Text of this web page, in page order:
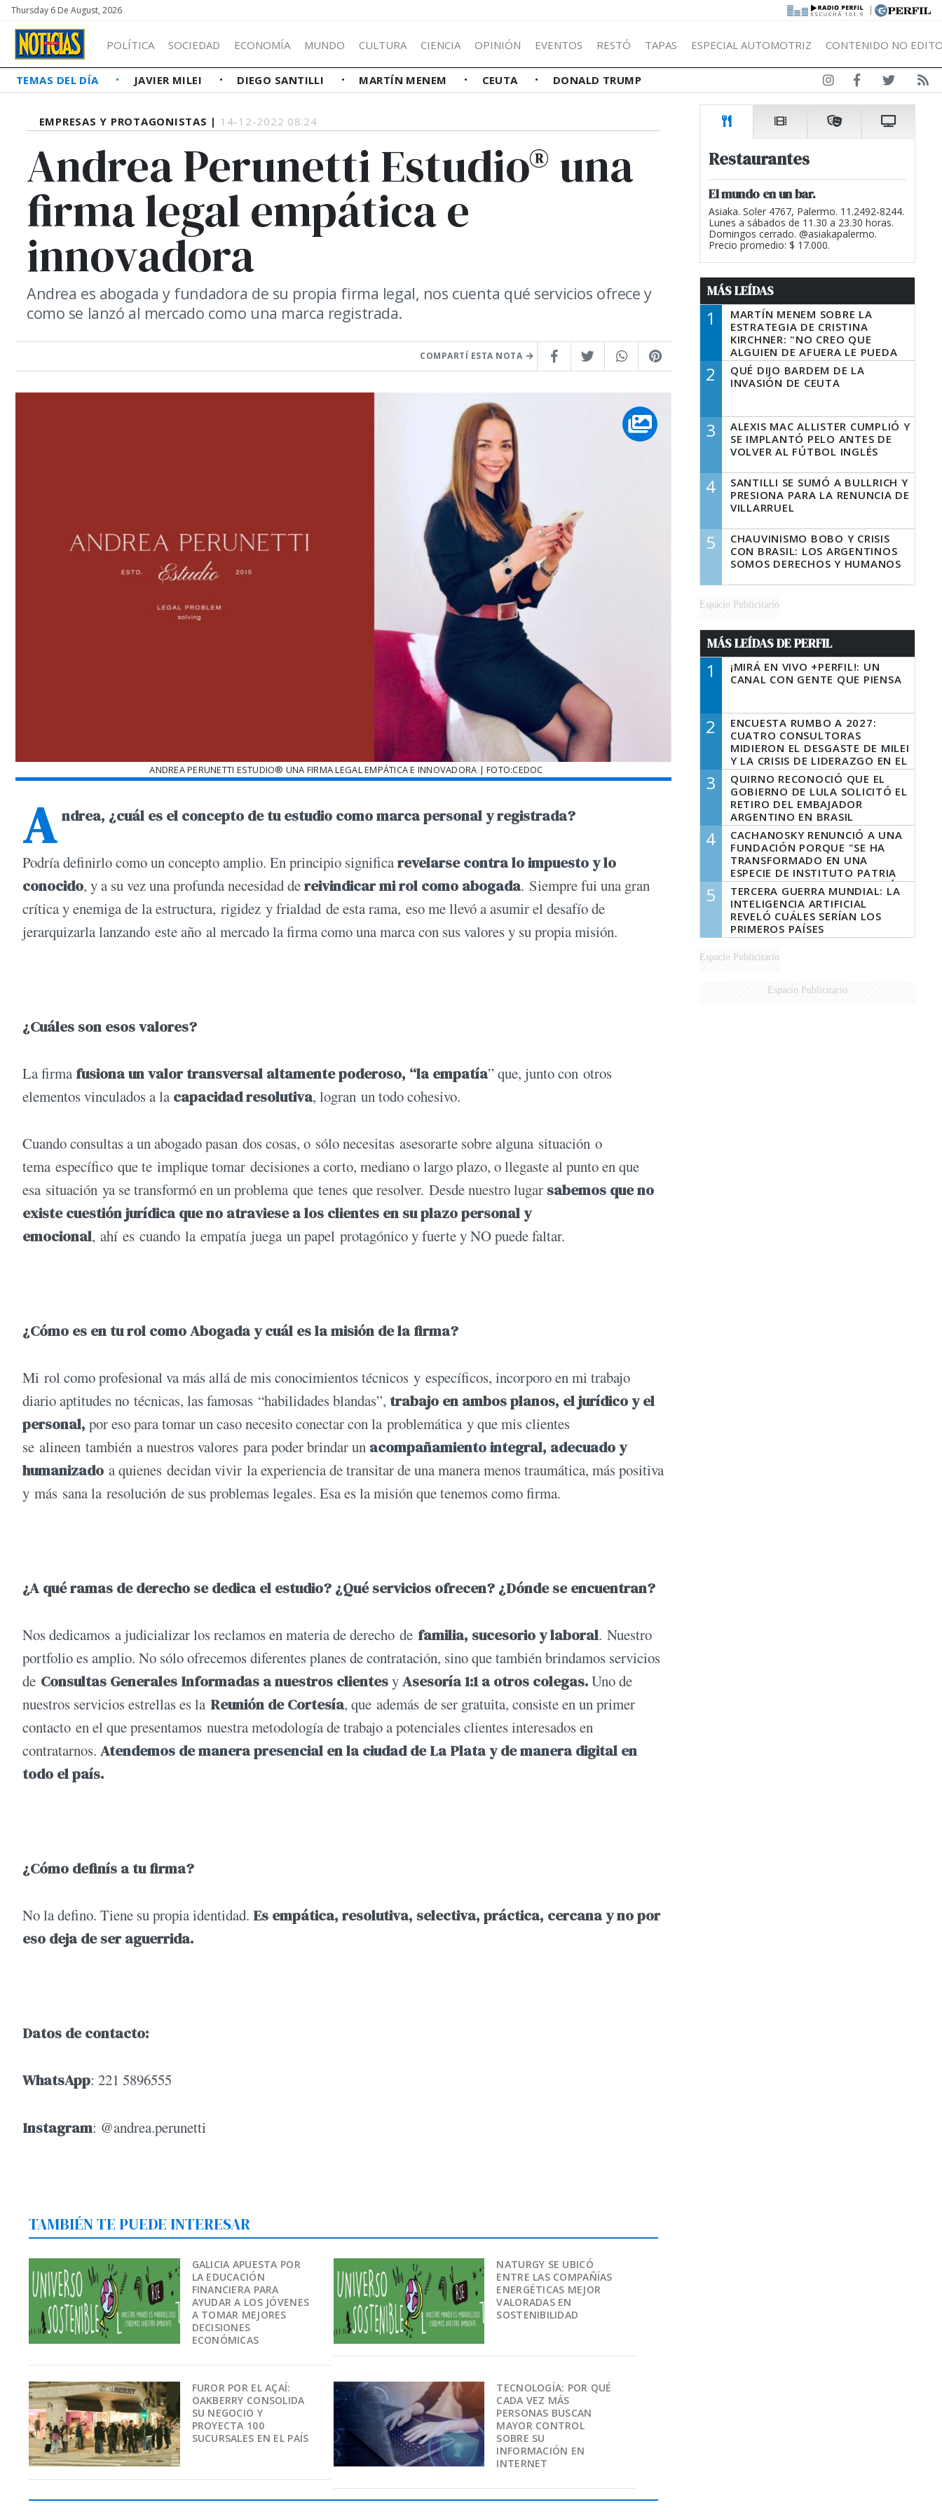
Thursday 6 De August, 2026 |
POLÍTICA SOCIEDAD ECONOMÍA MUNDO CULTURA CIENCIA OPINIÓN EVENTOS RESTÓ TAPAS ESPECIAL AUTOMOTRIZ CONTENIDO NO
TEMAS DEL DÍA JAVIER MILEI DIEGO SANTILLI MARTÍN MENEM CEUTA DONALD TRUMP
EMPRESAS Y PROTAGONISTAS | 14-12-2022 08:24
Andrea Perunetti Estudio® una
firma legal empática e
innovadora
Andrea es abogada y fundadora de su propia firma legal, nos cuenta qué servicios ofrece y
como se lanzó al mercado como una marca registrada.
COMPARTÍ ESTA NOTA
ANDREA PERUNETTI ESTUDIO® UNA FIRMA LEGAL EMPÁTICA E INNOVADORA | FOTO:CEDOC
A ndrea, ¿cuál es el concepto de tu estudio como marca personal y registrada?
Podría definirlo como un concepto amplio. En principio significarevelarse contra lo impuesto y lo
conocido, y a su vez una profunda necesidad dereivindicar mi rol como abogada. Siempre fui una gran
crítica y enemiga de la estructura, rigidez y frialdad de esta rama, eso me llevó a asumir el desafío de
jerarquizarla lanzando este año al mercado la firma como una marca con sus valores y su propia misión.
¿Cuáles son esos valores?
La firma fusiona un valor transversal altamente poderoso, “la empatía” que, junto con otros
elementos vinculados a la capacidad resolutiva, logran un todo cohesivo.
Cuando consultas a un abogado pasan dos cosas, o sólo necesitas asesorarte sobre alguna situación o
tema específico que te implique tomar decisiones a corto, mediano o largo plazo, o llegaste al punto en que
esa situación ya se transformó en un problema que tenes que resolver. Desde nuestro lugar sabemos queno
existe cuestiónjurídica que no atraviese a los clientes en suplazo personaly
emocional, ahí es cuando la empatía juega un papel protagónico y fuerte y NO puede faltar.
¿Cómo es en tu rol como Abogada y cuál es la misión de la firma?
Mi rol como profesional va más allá de mis conocimientos técnicos y específicos, incorporo en mi trabajo
diario aptitudes no técnicas, las famosas “habilidades blandas”, trabajo en ambosplanos, eljurídicoy el
personal, por eso para tomar un caso necesito conectar con la problemática y que mis clientes
se alineen también a nuestros valores para poder brindar un acompañamientointegral, adecuadoy
humanizado a quienes decidan vivir la experiencia de transitar de una manera menos traumática, más positiva
y más sana la resolución de sus problemas legales. Esa es la misión que tenemos como firma.
¿A qué ramas de derecho se dedica el estudio? ¿Qué servicios ofrecen? ¿Dónde se encuentran?
Nos dedicamos a judicializar los reclamos en materia de derecho de familia, sucesorio y laboral. Nuestro
portfolio es amplio. No sólo ofrecemos diferentes planes de contratación, sino que también brindamos servicios
de Consultas Generales Informadas a nuestros clientesyAsesoría 1:1 a otros colegas.Uno de
nuestros servicios estrellas es la Reunión de Cortesía, que además de ser gratuita, consiste en un primer
contacto en el que presentamos nuestra metodología de trabajo a potenciales clientes interesados en
contratarnos. Atendemos demanerapresencial en la ciudad de La Plata y de manera digital en
todo elpaís.
¿Cómo definís a tu firma?
No la defino. Tiene su propia identidad. Es empática, resolutiva, selectiva, práctica, cercana y no por
eso deja de ser aguerrida.
Datos de contacto:
WhatsApp: 221 5896555
Instagram: @andrea.perunetti
TAMBIÉN TE PUEDE INTERESAR
GALICIA APUESTA POR
LA EDUCACIÓN
FINANCIERA PARA
AYUDAR A LOS JÓVENES
A TOMAR MEJORES
DECISIONES
ECONÓMICAS
NATURGY SE UBICÓ
ENTRE LAS COMPAÑÍAS
ENERGÉTICAS MEJOR
VALORADAS EN
SOSTENIBILIDAD
FUROR POR EL AÇAÍ:
OAKBERRY CONSOLIDA
SU NEGOCIO Y
PROYECTA 100
SUCURSALES EN EL PAÍS
TECNOLOGÍA: POR QUÉ
CADA VEZ MÁS
PERSONAS BUSCAN
MAYOR CONTROL
SOBRE SU
INFORMACIÓN EN
INTERNET
Restaurantes
El mundo en un bar.
Asiaka. Soler 4767, Palermo. 11.2492-8244.
Lunes a sábados de 11.30 a 23.30 horas.
Domingos cerrado. @asiakapalermo.
Precio promedio: $ 17.000.
MÁS LEÍDAS
1
MARTÍN MENEM SOBRE LA
ESTRATEGIA DE CRISTINA
KIRCHNER: "NO CREO QUE
ALGUIEN DE AFUERA LE PUEDA
DECIR A LA JUSTICIA LO QUE
TIENE QUE HACER"
2
QUÉ DIJO BARDEM DE LA
INVASIÓN DE CEUTA
3
ALEXIS MAC ALLISTER CUMPLIÓ Y
SE IMPLANTÓ PELO ANTES DE
VOLVER AL FÚTBOL INGLÉS
4
SANTILLI SE SUMÓ A BULLRICH Y
PRESIONA PARA LA RENUNCIA DE
VILLARRUEL
5
CHAUVINISMO BOBO Y CRISIS
CON BRASIL: LOS ARGENTINOS
SOMOS DERECHOS Y HUMANOS
Espacio Publicitario
MÁS LEÍDAS DE PERFIL
1
¡MIRÁ EN VIVO +PERFIL!: UN
CANAL CON GENTE QUE PIENSA
2
ENCUESTA RUMBO A 2027:
CUATRO CONSULTORAS
MIDIERON EL DESGASTE DE MILEI
Y LA CRISIS DE LIDERAZGO EN EL
PERONISMO
3
QUIRNO RECONOCIÓ QUE EL
GOBIERNO DE LULA SOLICITÓ EL
RETIRO DEL EMBAJADOR
ARGENTINO EN BRASIL
4
CACHANOSKY RENUNCIÓ A UNA
FUNDACIÓN PORQUE "SE HA
TRANSFORMADO EN UNA
ESPECIE DE INSTITUTO PATRIA
INCONDICIONAL DE LA GESTIÓN
DE MILEI"
5
TERCERA GUERRA MUNDIAL: LA
INTELIGENCIA ARTIFICIAL
REVELÓ CUÁLES SERÍAN LOS
PRIMEROS PAÍSES
LATINOAMERICANOS EN SER
DERROTADOS
Espacio Publicitario
Espacio Publicitario